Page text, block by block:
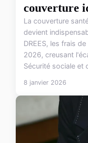
couverture
La couverture
devient
DREES, les frais
2026, creusant
Sécurité sociale et
8 janvier 2026